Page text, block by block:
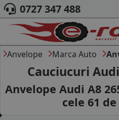
ACASA
DESPRE NOI
ANVELOPE
AUTO
CAMION
MOTO
0727 347 488
Anvelope Marca Auto
Cauciucuri
Anvelope Audi A8
cele 61